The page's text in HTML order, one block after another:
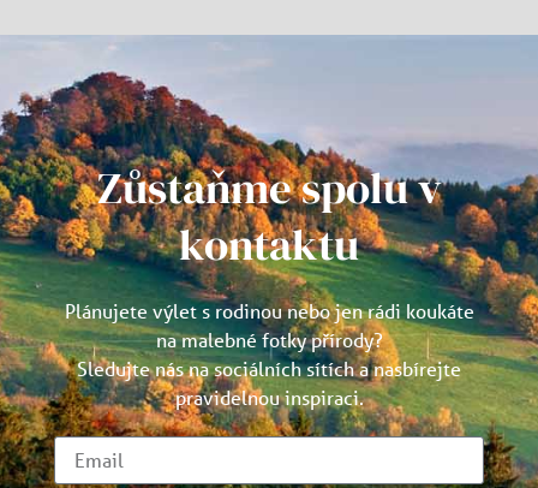
Zůstaňme spolu v
kontaktu
Plánujete výlet s rodinou nebo jen rádi koukáte
na malebné fotky přírody?
Sledujte nás na sociálních sítích a nasbírejte
pravidelnou inspiraci.